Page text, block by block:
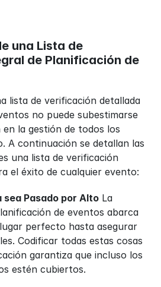
una Lista de
de Planificación de
lista de verificación detallada
no puede subestimarse
la gestión de todos los
A continuación se detallan las
una lista de verificación
el éxito de cualquier evento:
sea Pasado por Alto La
de eventos abarca
perfecto hasta asegurar
Codificar todas estas cosas
garantiza que incluso los
estén cubiertos.